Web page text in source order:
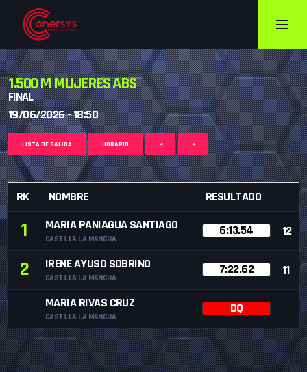
1.500 M MUJERES ABS
FINAL
19/06/2026 - 18:50
LISTA DE SALIDA HORARIO < >
RK NOMBRE RESULTADO
1 MARIA PANIAGUA SANTIAGO
CASTILLA LA MANCHA
6:13.54 12
2 IRENE AYUSO SOBRINO
CASTILLA LA MANCHA
7:22.62 11
MARIA RIVAS CRUZ
CASTILLA LA MANCHA
DQ